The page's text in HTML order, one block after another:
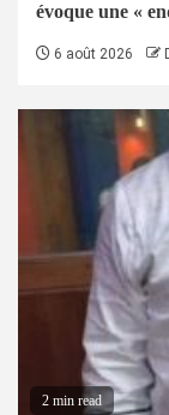
évoque une «
6 août 2026
2 min read